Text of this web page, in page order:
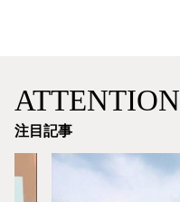
ATTENTION
注目記事